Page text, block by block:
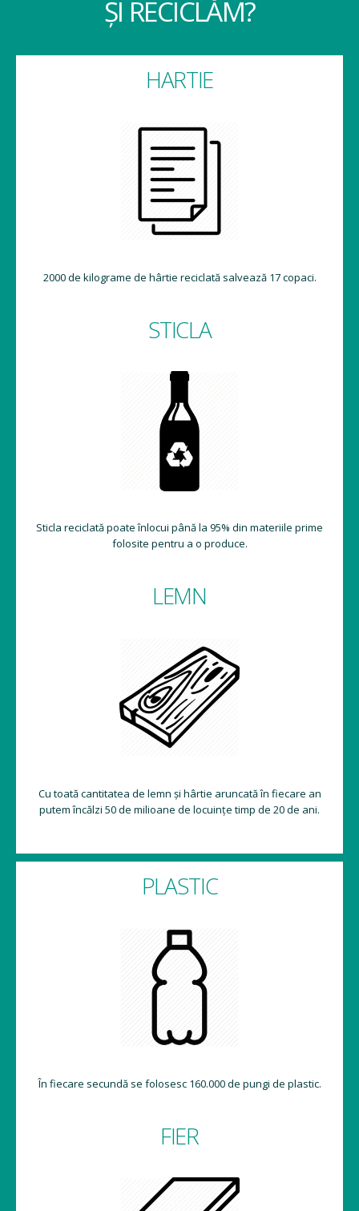
ȘI RECICLĂM?
HARTIE
2000 de kilograme de hârtie reciclată salvează 17 copaci.
STICLA
Sticla reciclată poate înlocui până la 95% din materiile prime
folosite pentru a o produce.
LEMN
Cu toată cantitatea de lemn și hârtie aruncată în fiecare an
putem încălzi 50 de milioane de locuințe timp de 20 de ani.
PLASTIC
În fiecare secundă se folosesc 160.000 de pungi de plastic.
FIER